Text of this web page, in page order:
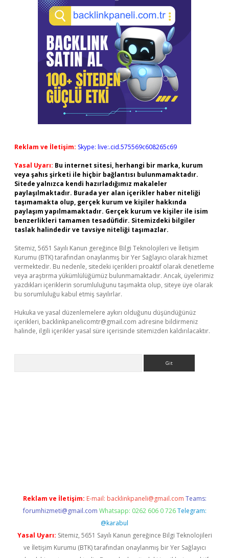
Reklam ve İletişim: Skype: live:.cid.575569c608265c69
Yasal Uyarı: Bu internet sitesi, herhangi bir marka, kurum
veya şahıs şirketi ile hiçbir bağlantısı bulunmamaktadır.
Sitede yalnızca kendi hazırladığımız makaleler
paylaşılmaktadır. Burada yer alan içerikler haber niteliği
taşımamakta olup, gerçek kurum ve kişiler hakkında
paylaşım yapılmamaktadır. Gerçek kurum ve kişiler ile isim
benzerlikleri tamamen tesadüfidir. Sitemizdeki bilgiler
taslak halindedir ve tavsiye niteliği taşımazlar.
Sitemiz, 5651 Sayılı Kanun gereğince Bilgi Teknolojileri ve İletişim
Kurumu (BTK) tarafından onaylanmış bir Yer Sağlayıcı olarak hizmet
vermektedir. Bu nedenle, sitedeki içerikleri proaktif olarak denetleme
veya araştırma yükümlülüğümüz bulunmamaktadır. Ancak, üyelerimiz
yazdıkları içeriklerin sorumluluğunu taşımakta olup, siteye üye olarak
bu sorumluluğu kabul etmiş sayılırlar.
Hukuka ve yasal düzenlemelere aykırı olduğunu düşündüğünüz
içerikleri, backlinkpanelicomtr@gmail.com adresine bildirmeniz
halinde, ilgili içerikler yasal süre içerisinde sitemizden kaldırılacaktır.
Reklam ve İletişim: E-mail: backlinkpaneli@gmail.com Teams:
forumhizmeti@gmail.com Whatsapp: 0262 606 0 726 Telegram:
@karabul
Yasal Uyarı: Sitemiz, 5651 Sayılı Kanun gereğince Bilgi Teknolojileri
ve İletişim Kurumu (BTK) tarafından onaylanmış bir Yer Sağlayıcı